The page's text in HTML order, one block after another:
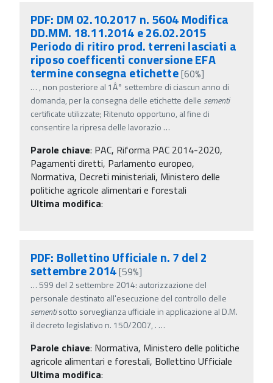
PDF: DM 02.10.2017 n. 5604 Modifica
DD.MM. 18.11.2014 e 26.02.2015
Periodo di ritiro prod. terreni lasciati a
riposo coefficenti conversione EFA
termine consegna etichette[60%]
… , non posteriore al 1Â° settembre di ciascun anno di
domanda, per la consegna delle etichette delle sementi
certificate utilizzate; Ritenuto opportuno, al fine di
consentire la ripresa delle lavorazio …
Parole chiave: PAC, Riforma PAC 2014-2020,
Pagamenti diretti, Parlamento europeo,
Normativa, Decreti ministeriali, Ministero delle
politiche agricole alimentari e forestali
Ultima modifica:
PDF: Bollettino Ufficiale n. 7 del 2
settembre 2014[59%]
…599 del 2 settembre 2014: autorizzazione del
personale destinato all'esecuzione del controllo delle
sementisotto sorveglianza ufficiale in applicazione al D.M.
il decreto legislativo n. 150/2007, . …
Parole chiave: Normativa, Ministero delle politiche
agricole alimentari e forestali, Bollettino Ufficiale
Ultima modifica: